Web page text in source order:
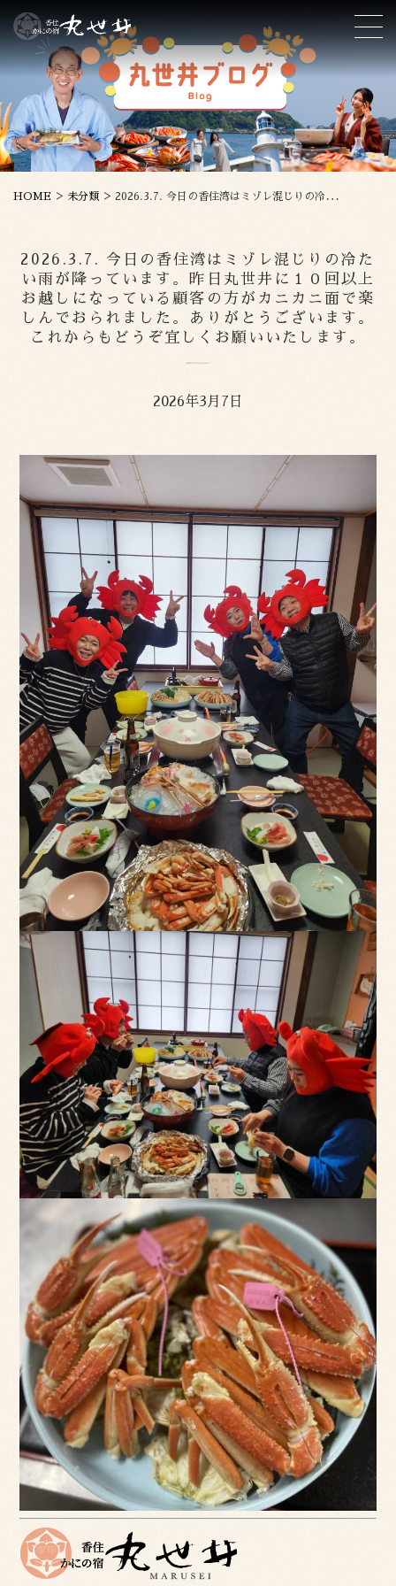
HOME > 未分類 > 2026.3.7. 今日の香住湾はミゾレ混じりの冷たい雨が降っています。昨日丸世井に１０回以上お越しになっている顧客の方がカニカニ面で楽しんでおられました。ありがとうございます。これからもどうぞ宜しくお願いいたします。
2026.3.7. 今日の香住湾はミゾレ混じりの冷た
い雨が降っています。昨日丸世井に１０回以上
お越しになっている顧客の方がカニカニ面で楽
しんでおられました。ありがとうございます。
これからもどうぞ宜しくお願いいたします。
2026年3月7日